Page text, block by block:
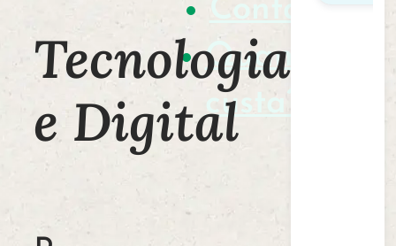
Quanto
custa?
Tecnologia
e Digital